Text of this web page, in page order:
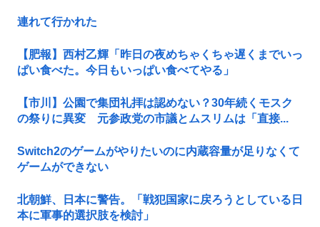
連れて行かれた
【肥報】西村乙輝「昨日の夜めちゃくちゃ遅くまでいっ
ぱい食べた。今日もいっぱい食べてやる」
【市川】公園で集団礼拝は認めない？30年続くモスク
の祭りに異変 元参政党の市議とムスリムは「直接...
Switch2のゲームがやりたいのに内蔵容量が足りなくて
ゲームができない
北朝鮮、日本に警告。「戦犯国家に戻ろうとしている日
本に軍事的選択肢を検討」